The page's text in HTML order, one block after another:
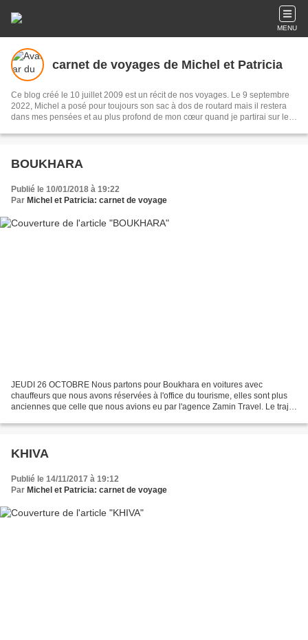
MENU
carnet de voyages de Michel et Patricia
Ce blog créé le 10 juillet 2009 est un récit de nos voyages. Le 9 septembre
2022, Michel a posé pour toujours son sac à dos de routard mais il restera
dans mes pensées et au plus profond de mon cœur quand je partirai sur les
avons partagés.
BOUKHARA
Publié le 10/01/2018 à 19:22
Par Michel et Patricia: carnet de voyage
JEUDI 26 OCTOBRE Nous partons pour Boukhara en voitures avec
chauffeurs que nous avons réservées à l'office du tourisme, elles sont plus
anciennes que celle que nous avions eu par l'agence Zamin Travel. Le trajet
KHIVA
Publié le 14/11/2017 à 19:12
Par Michel et Patricia: carnet de voyage